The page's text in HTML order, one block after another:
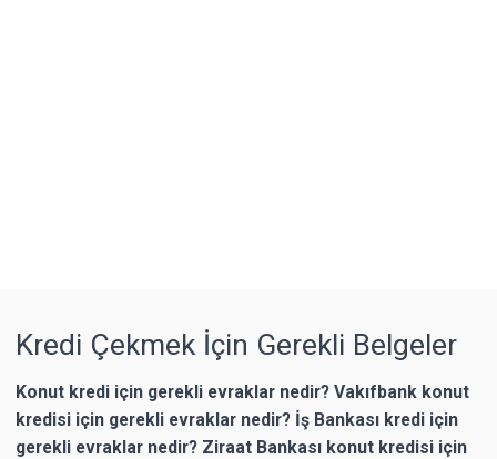
Kredi Çekmek İçin Gerekli Belgeler
Konut kredi için gerekli evraklar nedir? Vakıfbank konut
kredisi için gerekli evraklar nedir? İş Bankası kredi için
gerekli evraklar nedir? Ziraat Bankası konut kredisi için